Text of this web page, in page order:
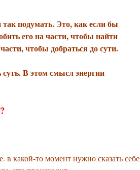
подумать. Это, как если бы
его на части, чтобы найти
чтобы добраться до сути.
В этом смысл энергии
какой-то момент нужно сказать себе